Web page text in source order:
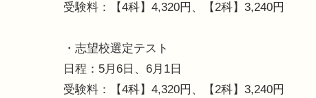
受験料：【4科】4,320円、【2科】3,240円
・志望校選定テスト
日程：5月6日、6月1日
受験料：【4科】4,320円、【2科】3,240円